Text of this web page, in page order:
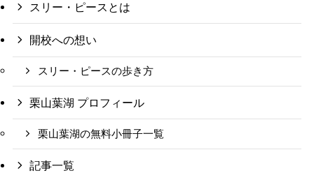
スリー・ピースとは
開校への想い
スリー・ピースの歩き方
栗山葉湖 プロフィール
栗山葉湖の無料小冊子一覧
記事一覧